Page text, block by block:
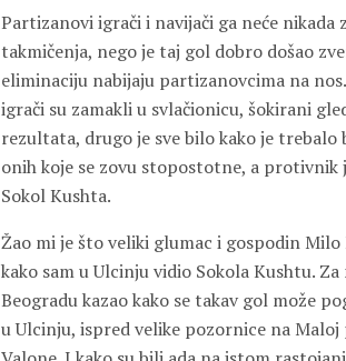
Partizanovi igrači i navijači ga neće
takmičenja, nego je taj gol dobro došao
eliminaciju nabijaju partizanovcima na
igrači su zamakli u svlačionicu, šokirani
rezultata, drugo je sve bilo kako je
onih koje se zovu stopostotne, a protivnik
Sokol Kushta.
Žao mi je što veliki glumac i gospodin
kako sam u Ulcinju vidio Sokola Kushtu.
Beogradu kazao kako se takav gol može
u Ulcinju, ispred velike pozornice na